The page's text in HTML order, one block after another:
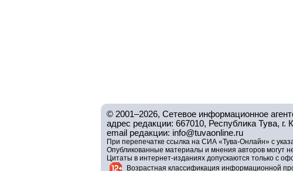
© 2001–2026, Сетевое информационное
адрес редакции: 667010, Республика Тува,
email редакции: info@tuvaonline.ru
При перепечатке ссылка на СИА «Тува-Онлайн» с
Опубликованные материалы и мнения авторов могут
Цитаты в интернет-изданиях допускаются только с
Возрастная классификация информационной